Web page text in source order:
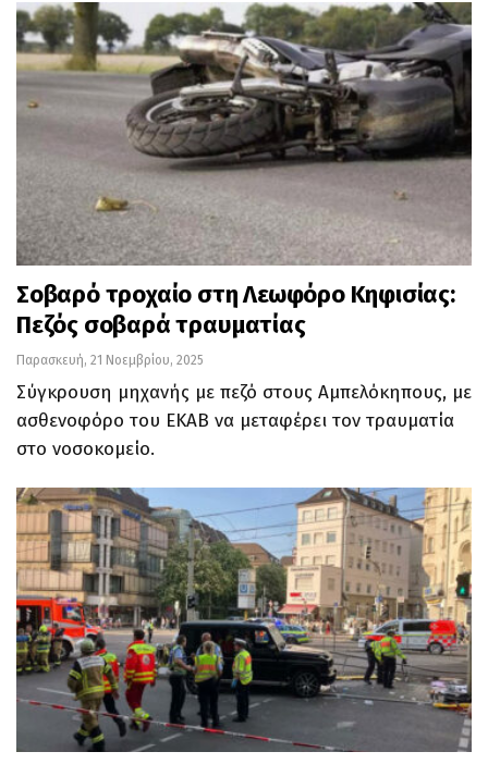
Σοβαρό τροχαίο στη Λεωφόρο Κηφισίας:
Πεζός σοβαρά τραυματίας
Παρασκευή, 21 Νοεμβρίου, 2025
Σύγκρουση μηχανής με πεζό στους Αμπελόκηπους, με
ασθενοφόρο του ΕΚΑΒ να μεταφέρει τον τραυματία
στο νοσοκομείο.